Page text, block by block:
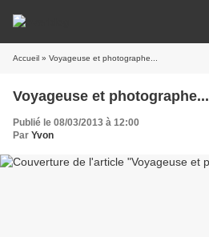
Accueil » Voyageuse et photographe...
Voyageuse et photographe...
Publié le 08/03/2013 à 12:00
Par Yvon